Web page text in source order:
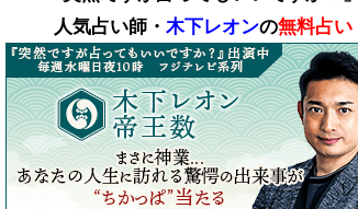
人気占い師・ 木下レオンの無料占い